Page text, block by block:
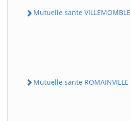
Mutuelle sante VILLEMOMBLE
Mutuelle sante ROMAINVILLE